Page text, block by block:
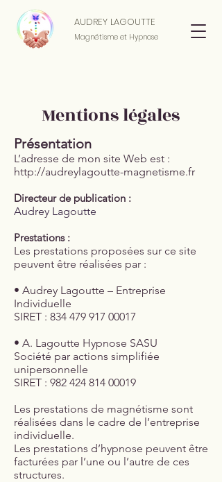
AUDREY LAGOUTTE
Magnétisme et Hypnose
Mentions légales
Présentation
L’adresse de mon site Web est :
http://audreylagoutte-magnetisme.fr
Directeur de publication :
Audrey Lagoutte
Prestations :
Les prestations proposées sur ce site
peuvent être réalisées par :
• Audrey Lagoutte – Entreprise
Individuelle
SIRET : 834 479 917 00017
• A. Lagoutte Hypnose SASU
Société par actions simplifiée
unipersonnelle
SIRET : 982 424 814 00019
Les prestations de magnétisme sont
réalisées dans le cadre de l’entreprise
individuelle.
Les prestations d’hypnose peuvent être
facturées par l’une ou l’autre de ces
structures.